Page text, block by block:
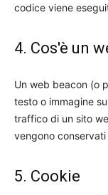
codice viene
4. Cos'è un
Un web beacon (o
testo o immagine
traffico di un sito
vengono
5. Cookie